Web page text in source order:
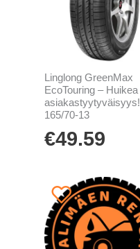
Linglong GreenMax
EcoTouring – Huikea
asiakastyytyväisyys!
165/70-13
€49.59